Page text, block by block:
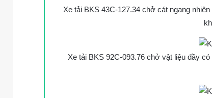
Xe tải BKS 43C-127.34 chở cát ngang
Xe tải BKS 92C-093.76 chở vật liệu đầy